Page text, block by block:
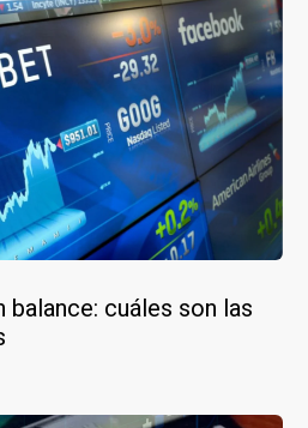
balance: cuáles son las